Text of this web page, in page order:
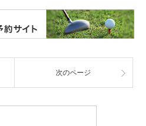
次のページ